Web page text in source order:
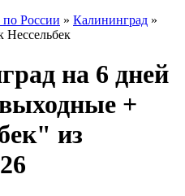
России » Калининград »
Нессельбек
на 6 дней
+
из